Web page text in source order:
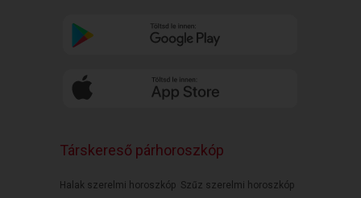
Társkereső párhoroszkóp
Halak szerelmi horoszkóp Szűz szerelmi horoszkóp